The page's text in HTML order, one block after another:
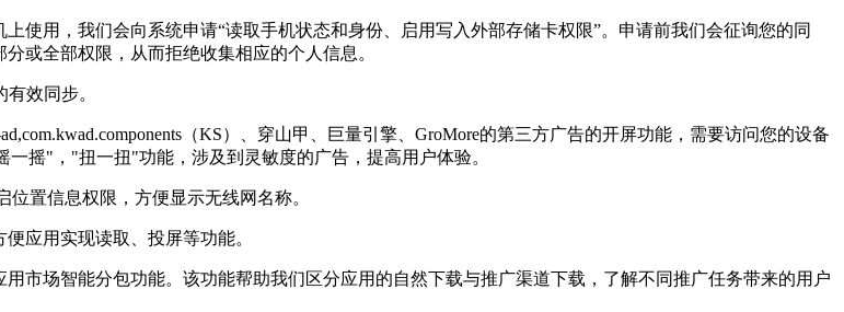
使用，我们会向系统申请“读取手机状态和身份、启用写入外部存储卡权限”。申请前我们会征询您的同
或全部权限，从而拒绝收集相应的个人信息。
效同步。
（KS）、穿山甲、巨量引擎、GroMore的第三方广告的开屏功能， 需要访问您的设备
摇"，"扭一扭"功能，涉及到灵敏度的广告，提高用户体验。
置信息权限，方便显示无线网名称。
应用实现读取、投屏等功能。
市场智能分包功能。该功能帮助我们区分应用的自然下载与推广渠道下载，了解不同推广任务带来的用户